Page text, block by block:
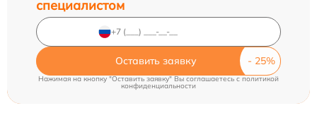
специалистом
Оставить заявку
Нажимая на кнопку "Оставить заявку" Вы соглашаетесь cполитикой
конфиденциальности